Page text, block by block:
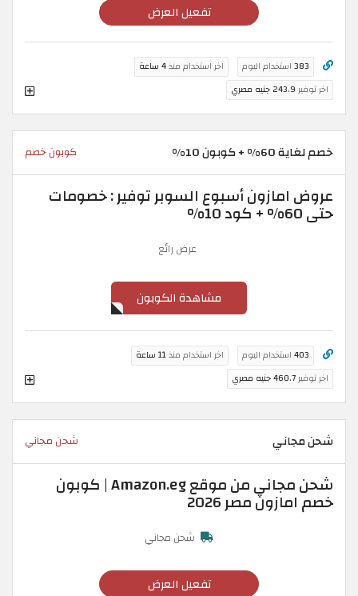
تفعيل العرض
383 استخدام اليوم اخر استخدام منذ4 ساعة
اخر توفير 243.9 جنيه مصري
خصم لغاية 60% + كوبون 10% كوبون خصم
عروض امازون أسبوع السوبر توفير : خصومات
حتى 60% + كود 10%
عرض رائع
مشاهدة الكوبون
403 استخدام اليوم اخر استخدام منذ11 ساعة
اخر توفير460.7 جنيه مصري
شحن مجاني شحن مجاني
شحن مجاني من موقع Amazon.eg | كوبون
خصم امازون مصر 2026
شحن مجاني
تفعيل العرض